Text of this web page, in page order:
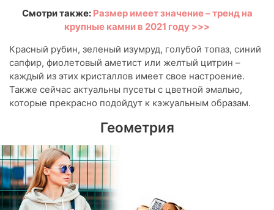
Смотри также: Размер имеет значение – тренд на
крупные камни в 2021 году >>>
Красный рубин, зеленый изумруд, голубой топаз, синий
сапфир, фиолетовый аметист или желтый цитрин –
каждый из этих кристаллов имеет свое настроение.
Также сейчас актуальны пусеты с цветной эмалью,
которые прекрасно подойдут к кэжуальным образам.
Геометрия